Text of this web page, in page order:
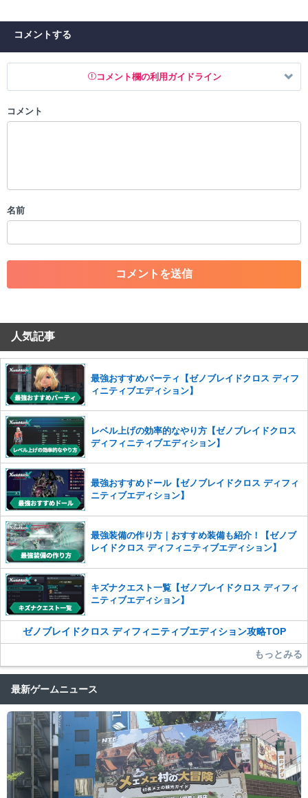
コメントする
コメント欄の利用ガイドライン
以下の書き込みを禁止とし、場合によってはコメント削除や書き込み制
・一度削除された投稿を再び投稿すること
・アカウントの売買など金銭が絡む内容の投稿
・各ゲームのネタバレを含む内容の投稿
・その他、管理者が不適切と判断した投稿
コメントの削除を申請する
せていただきます。ご了承ください。
※一度削除したコメントは復元ができませんのでご注意くだ
さい。
また、過度な利用規約の違反や、弊社に損害の及ぶ内容の書き込みがあ
った場合は、法的措置をとらせていただく場合もございますので、あら
かじめご理解くださいませ。
コメント
名前
人気記事
最強おすすめパーティ【ゼノブレイドクロス ディフ
ィニティブエディション】
レベル上げの効率的なやり方【ゼノブレイドクロス
ディフィニティブエディション】
最強おすすめドール【ゼノブレイドクロス ディフィ
ニティブエディション】
最強装備の作り方｜おすすめ装備も紹介！【ゼノブ
レイドクロス ディフィニティブエディション】
キズナクエスト一覧【ゼノブレイドクロス ディフィ
ニティブエディション】
ゼノブレイドクロス ディフィニティブエディション攻略TOP
もっとみる
最新ゲームニュース